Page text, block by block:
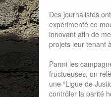
Des journalistes
expérimenté ce
innovant afin de
projets leur tenant
Parmi les
fructueuses, on
une “Ligue de
contrôler la parité